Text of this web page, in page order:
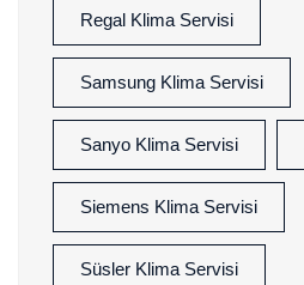
Regal Klima Servisi
Samsung Klima Servisi
Sanyo Klima Servisi
Siemens Klima Servisi
Süsler Klima Servisi